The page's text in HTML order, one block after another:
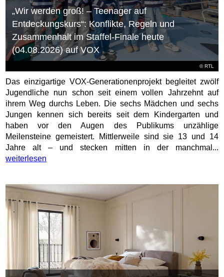
©RTL
„Wir werden groß! – Teenager auf
Entdeckungskurs“: Konflikte, Regeln und
Zusammenhalt im Staffel-Finale heute
(04.08.2026) auf VOX
Das einzigartige VOX-Generationenprojekt begleitet zwölf
Jugendliche nun schon seit einem vollen Jahrzehnt auf
ihrem Weg durchs Leben. Die sechs Mädchen und sechs
Jungen kennen sich bereits seit dem Kindergarten und
haben vor den Augen des Publikums unzählige
Meilensteine gemeistert. Mittlerweile sind sie 13 und 14
Jahre alt – und stecken mitten in der manchmal...
weiterlesen